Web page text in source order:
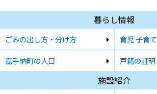
暮らし情報
ごみの出し方・分け方
育児 子育て
嘉手納町の人口
戸籍の証明
施設紹介